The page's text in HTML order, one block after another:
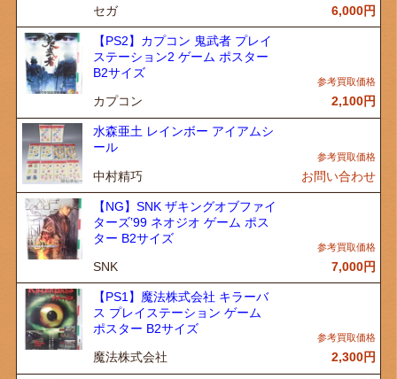
セガ 6,000円
【PS2】カプコン 鬼武者 プレイ
ステーション2 ゲーム ポスター
B2サイズ
カプコン 2,100円
水森亜土 レインボー アイアムシ
ール
中村精巧 お問い合わせ
【NG】SNK ザキングオブファイ
ターズ’99 ネオジオ ゲーム ポス
ター B2サイズ
SNK 7,000円
【PS1】魔法株式会社 キラーバ
ス プレイステーション ゲーム
ポスター B2サイズ
魔法株式会社 2,300円